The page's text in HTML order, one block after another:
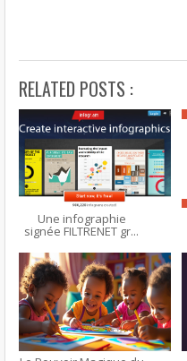
RELATED POSTS :
Une infographie
signée FILTRENET gr...